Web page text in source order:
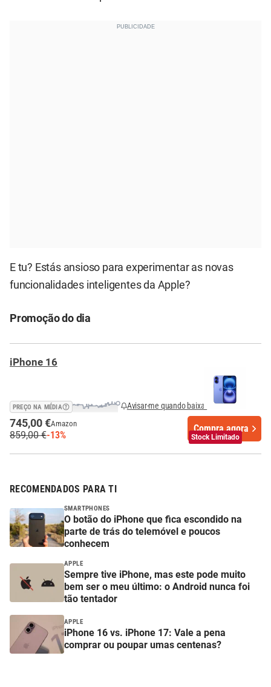
E tu? Estás ansioso para experimentar as novas
funcionalidades inteligentes da Apple?
Promoção do dia
Stock Limitado
iPhone 16
PREÇO NA MÉDIA Avisar-me quando baixar
745,00 €Amazon
859,00 €-13%
Compra agora
RECOMENDADOS PARA TI
SMARTPHONES
O botão do iPhone que fica escondido na
parte de trás do telemóvel e poucos
conhecem
APPLE
Sempre tive iPhone, mas este pode muito
bem ser o meu último: o Android nunca foi
tão tentador
APPLE
iPhone 16 vs. iPhone 17: Vale a pena
comprar ou poupar umas centenas?